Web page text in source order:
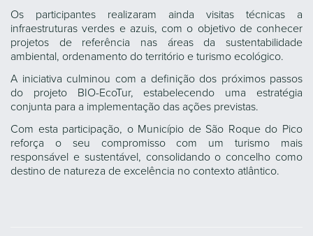
Os participantes realizaram ainda visitas técnicas a
infraestruturas verdes e azuis, com o objetivo de conhecer
projetos de referência nas áreas da sustentabilidade
ambiental, ordenamento do território e turismo ecológico.
A iniciativa culminou com a definição dos próximos passos
do projeto BIO-EcoTur, estabelecendo uma estratégia
conjunta para a implementação das ações previstas.
Com esta participação, o Município de São Roque do Pico
reforça o seu compromisso com um turismo mais
responsável e sustentável, consolidando o concelho como
destino de natureza de excelência no contexto atlântico.